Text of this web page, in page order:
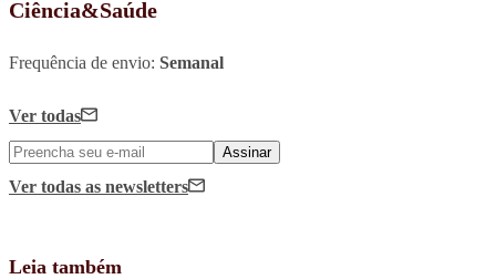
Ciência&Saúde
Frequência de envio: Semanal
Ver todas
Assinar
Ver todas as newsletters
Leia também